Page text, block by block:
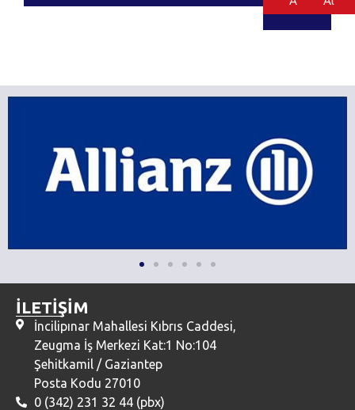
İLETİŞİM
İncilipınar Mahallesi Kıbrıs Caddesi,
Zeugma İş Merkezi Kat:1 No:104
Şehitkamil / Gaziantep
Posta Kodu 27010
0 (342) 231 32 44 (pbx)